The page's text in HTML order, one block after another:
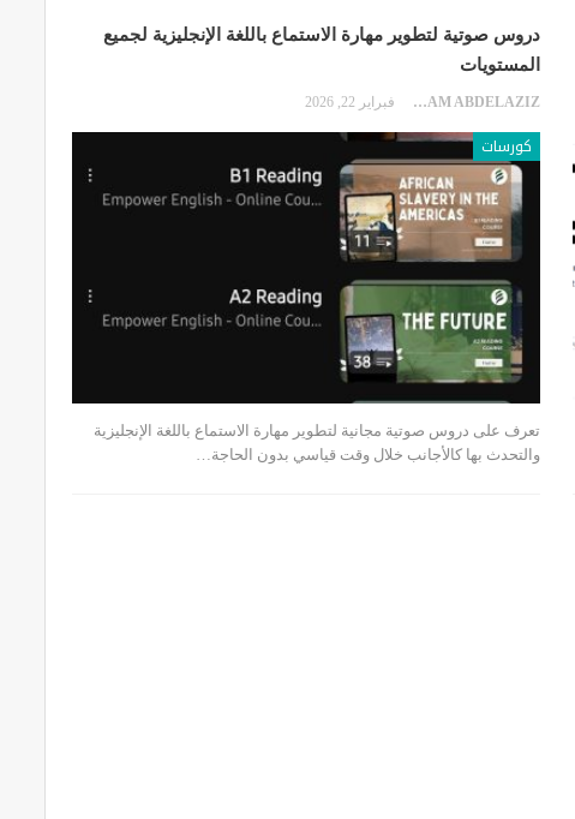
دروس صوتية لتطوير مهارة الاستماع باللغة الإنجليزية لجميع
المستويات
EKRAM ABDELAZIZ فبراير 22, 2026
كورسات
تعرف على دروس صوتية مجانية لتطوير مهارة الاستماع باللغة الإنجليزية
والتحدث بها كالأجانب خلال وقت قياسي بدون الحاجة…